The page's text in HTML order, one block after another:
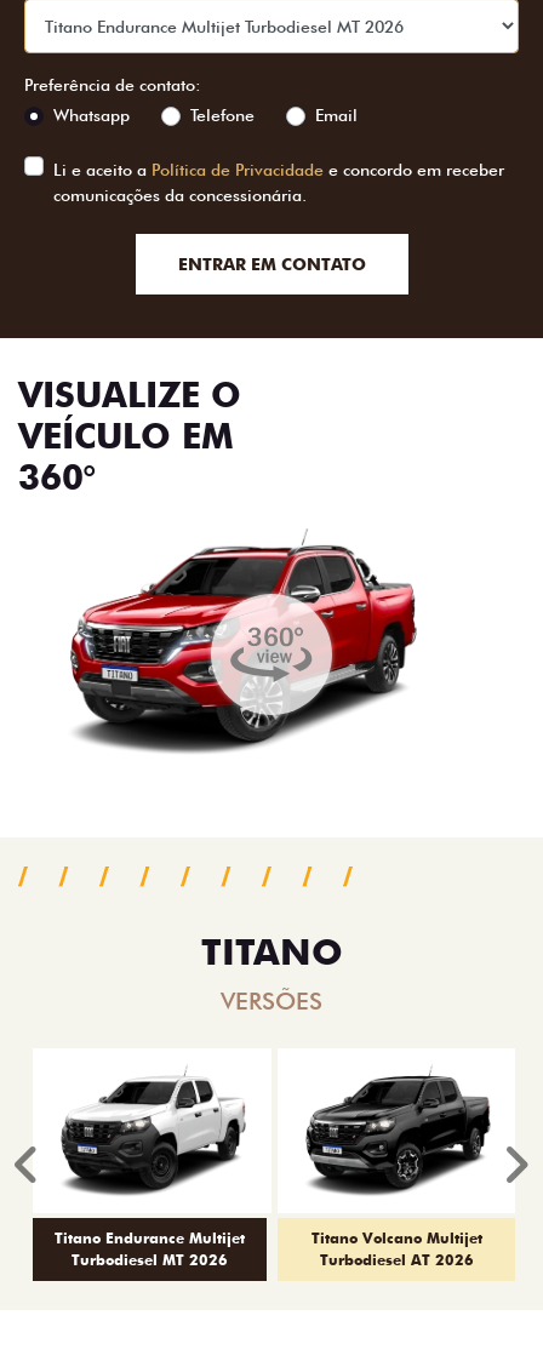
Preferência de contato:
Whatsapp
Telefone Email
Li e aceito a Política de Privacidade e concordo em receber
comunicações da concessionária.
ENTRAR EM CONTATO
VISUALIZE O
VEÍCULO EM
360°
TITANO
VERSÕES
Titano Endurance Multijet
Turbodiesel MT 2026
Titano Volcano Multijet
Turbodiesel AT 2026
Anterior